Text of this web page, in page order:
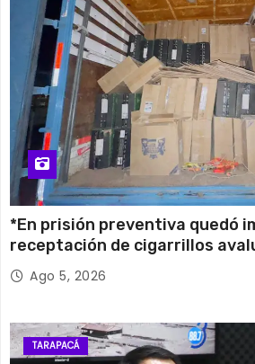
*En prisión preventiva quedó
receptación de cigarrillos
millones*
Ago 5, 2026
TARAPACÁ